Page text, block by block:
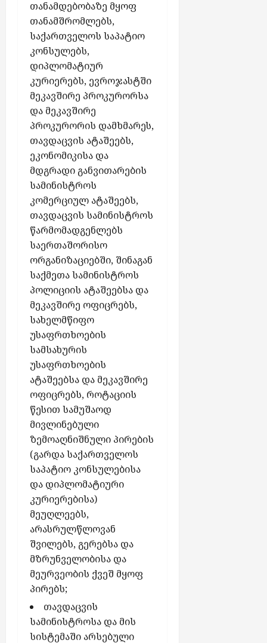
თანამდებობაზე მყოფ
თანამშრომლებს,
საქართველოს საპატიო
კონსულებს,
დიპლომატიურ
კურიერებს, ევროჯასტში
მეკავშირე პროკურორსა
და მეკავშირე
პროკურორის დამხმარეს,
თავდაცვის ატაშეებს,
ეკონომიკისა და
მდგრადი განვითარების
სამინისტროს
კომერციულ ატაშეებს,
თავდაცვის სამინისტროს
წარმომადგენლებს
საერთაშორისო
ორგანიზაციებში, შინაგან
საქმეთა სამინისტროს
პოლიციის ატაშეებსა და
მეკავშირე ოფიცრებს,
სახელმწიფო
უსაფრთხოების
სამსახურის
უსაფრთხოების
ატაშეებსა და მეკავშირე
ოფიცრებს, როტაციის
წესით სამუშაოდ
მივლინებული
ზემოაღნიშნული პირების
(გარდა საქართველოს
საპატიო კონსულებისა
და დიპლომატიური
კურიერებისა)
მეუღლეებს,
არასრულწლოვან
შვილებს, გერებსა და
მზრუნველობისა და
მეურვეობის ქვეშ მყოფ
პირებს;
თავდაცვის
სამინისტროსა და მის
სისტემაში არსებული